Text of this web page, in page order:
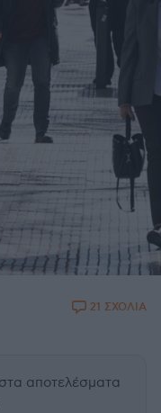
21 ΣΧΟΛΙΑ
στα αποτελέσματα